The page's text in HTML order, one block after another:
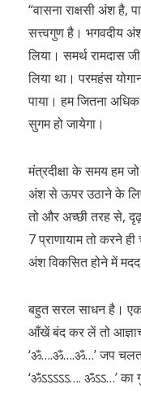
“वासना राक्षसी अंश
सत्त्वगुण है। भगवदीय
लिया। समर्थ रामदास
लिया था। परमहंस
पाया। हम जितना
सुगम हो जायेगा।
मंत्रदीक्षा के समय हम
अंश से ऊपर उठाने के
तो और अच्छी तरह से,
7 प्राणायाम तो करने
अंश विकसित होने में मदद
बहुत सरल साधन है।
आँखें बंद कर लें तो
‘ॐ….ॐ….ॐ…’ जप
‘ॐऽऽऽऽऽ…. ॐऽऽ…’